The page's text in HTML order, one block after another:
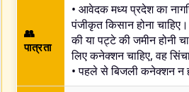
👥
पात्रता
• आवेदक मध्य प्रदेश का
पंजीकृत किसान होना
की या पट्टे की जमीन होनी
लिए कनेक्शन चाहिए, वह
• पहले से बिजली कनेक्शन न